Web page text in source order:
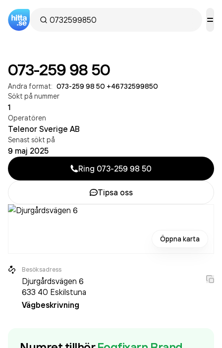
073-259 98 50
Andra format: 073-259 98 50 +46732599850
Sökt på nummer
1
Operatören
Telenor Sverige AB
Senast sökt på
9 maj 2025
Ring 073-259 98 50
Tipsa oss
Öppna karta
Besöksadress
Djurgårdsvägen 6
633 40 Eskilstuna
Vägbeskrivning